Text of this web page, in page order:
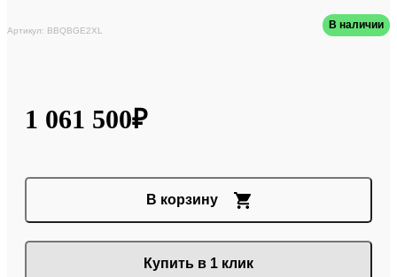
Артикул: BBQBGE2XL В наличии
1 061 500₽
В корзину
Купить в 1 клик